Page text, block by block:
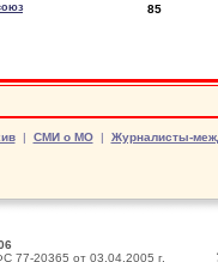
85
| СМИ о МО| Журналисты-
77-20365 от 03.04.2005 г.